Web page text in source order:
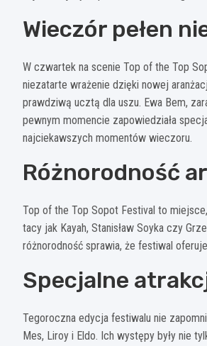
Wieczór pełen
W czwartek na scenie Top of the Top
niezatarte wrażenie dzięki nowej
prawdziwą ucztą dla uszu. Ewa Bem,
pewnym momencie zapowiedziała
najciekawszych momentów wieczoru.
Różnorodność
Top of the Top Sopot Festival to
tacy jak Kayah, Stanisław Soyka czy
różnorodność sprawia, że festiwal
Specjalne
Tegoroczna edycja festiwalu nie
Mes, Liroy i Eldo. Ich występy były nie